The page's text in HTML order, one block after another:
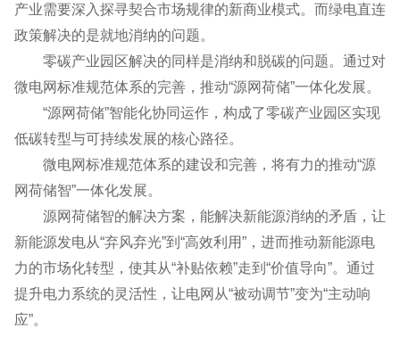
产业需要深入探寻契合市场规律的新商业模式。而绿电直连
政策解决的是就地消纳的问题。
零碳产业园区解决的同样是消纳和脱碳的问题。通过对
微电网标准规范体系的完善，推动“源网荷储”一体化发展。
“源网荷储”智能化协同运作，构成了零碳产业园区实现
低碳转型与可持续发展的核心路径。
微电网标准规范体系的建设和完善，将有力的推动“源
网荷储智”一体化发展。
源网荷储智的解决方案，能解决新能源消纳的矛盾，让
新能源发电从“弃风弃光”到“高效利用”，进而推动新能源电
力的市场化转型，使其从“补贴依赖”走到“价值导向”。通过
提升电力系统的灵活性，让电网从“被动调节”变为“主动响
应”。